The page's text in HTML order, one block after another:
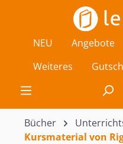
Zum Hauptinhalt
NEU Angebote
Weiteres
Bücher
Kursmaterial von